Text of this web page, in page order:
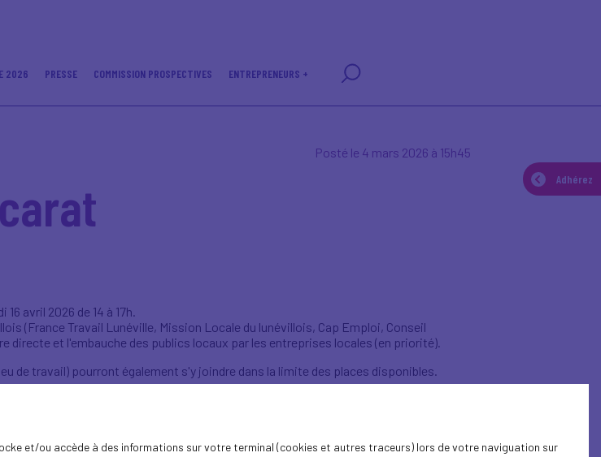
2026 PRESSE COMMISSION PROSPECTIVES ENTREPRENEURS +
Adhérez
Posté le 4 mars 2026 à 15h45
avril 2026 de 14 à 17h.
(France Travail Lunéville, Mission Locale du lunévillois, Cap Emploi, Conseil
directe et l'embauche des publics locaux par les entreprises locales (en priorité).
de travail) pourront également s'y joindre dans la limite des places disponibles.
et/ou accède à des informations sur votre terminal (cookies et autres traceurs) lors de votre naviguation sur